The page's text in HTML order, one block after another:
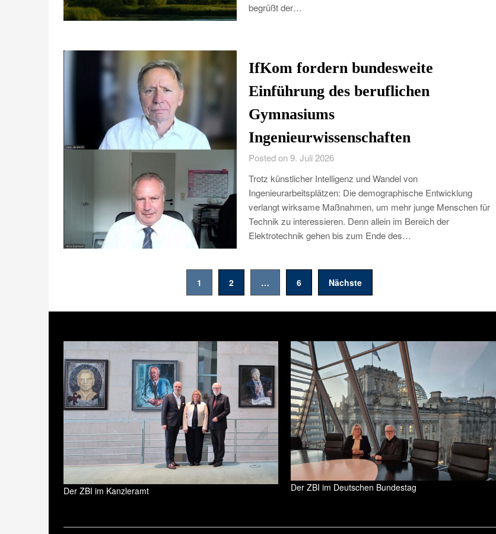
begrüßt der…
IfKom fordern bundesweite
Einführung des beruflichen
Gymnasiums
Ingenieurwissenschaften
Posted on 9. Juli 2026
Trotz künstlicher Intelligenz und Wandel von
Ingenieurarbeitsplätzen: Die demographische Entwicklung
verlangt wirksame Maßnahmen, um mehr junge Menschen für
Technik zu interessieren. Denn allein im Bereich der
Elektrotechnik gehen bis zum Ende des…
1 2 … 6 Nächste
Der ZBI im Kanzleramt Der ZBI im Deutschen Bundestag